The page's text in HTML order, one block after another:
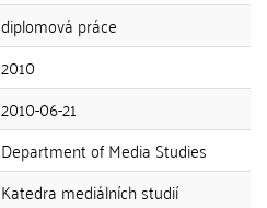
diplomová práce
2010
2010-06-21
Department of Media Studies
Katedra mediálních studií